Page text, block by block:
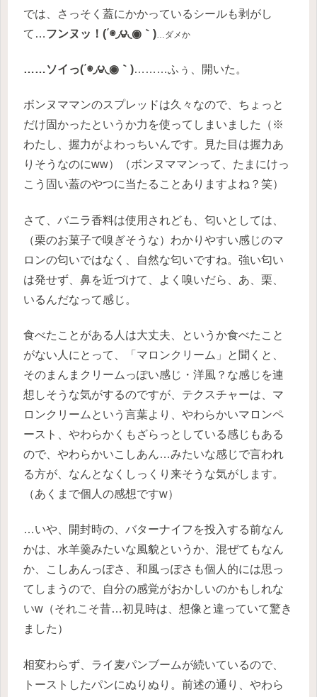
では、さっそく蓋にかかっているシールも剥がし
て…フンヌッ！(΄◉◞౪◟◉｀) …ダメか
……ソイっ(΄◉◞౪◟◉｀)………ふぅ、開いた。
ボンヌママンのスプレッドは久々なので、ちょっと
だけ固かったというか力を使ってしまいました（※
わたし、握力がよわっちいんです。見た目は握力あ
りそうなのにww）（ボンヌママンって、たまにけっ
こう固い蓋のやつに当たることありますよね？笑）
さて、バニラ香料は使用されども、匂いとしては、
（栗のお菓子で嗅ぎそうな）わかりやすい感じのマ
ロンの匂いではなく、自然な匂いですね。強い匂い
は発せず、鼻を近づけて、よく嗅いだら、あ、栗、
いるんだなって感じ。
食べたことがある人は大丈夫、というか食べたこと
がない人にとって、「マロンクリーム」と聞くと、
そのまんまクリームっぽい感じ・洋風？な感じを連
想しそうな気がするのですが、テクスチャーは、マ
ロンクリームという言葉より、やわらかいマロンペ
ースト、やわらかくもざらっとしている感じもある
ので、やわらかいこしあん…みたいな感じで言われ
る方が、なんとなくしっくり来そうな気がします。
（あくまで個人の感想ですw）
…いや、開封時の、バターナイフを投入する前なん
かは、水羊羹みたいな風貌というか、混ぜてもなん
か、こしあんっぽさ、和風っぽさも個人的には思っ
てしまうので、自分の感覚がおかしいのかもしれな
いw（それこそ昔…初見時は、想像と違っていて驚き
ました）
相変わらず、ライ麦パンブームが続いているので、
トーストしたパンにぬりぬり。前述の通り、やわら